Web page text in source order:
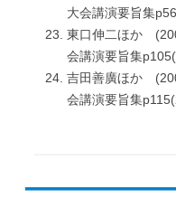
大会講演要旨集
東口伸二ほか
会講演要旨集
吉田善廣ほか
会講演要旨集